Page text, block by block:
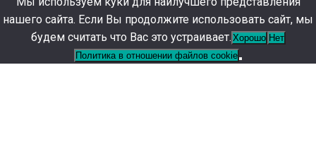
нашего сайта. Если Вы продолжите использовать сайт, мы
будем считать что Вас это устраивает. Хорошо Нет
Политика в отношении файлов cookie